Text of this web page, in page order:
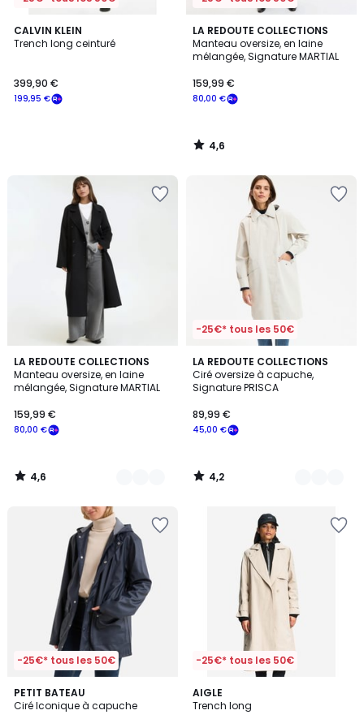
CALVIN KLEIN
Trench long ceinturé
€
souscrivez
199,95 €
399,90 €
LA REDOUTE COLLECTIONS
Manteau oversize, en laine
mélangée, Signature MARTIAL
80,00 €
159,99 €
4,6
/ 5
4,6
/
LA REDOUTE COLLECTIONS
Manteau oversize, en laine
mélangée, Signature MARTIAL
80,00 €
159,99 €
4,6
/ 5
3
Couleurs
4,6
/
-25€* tous les 50€
LA REDOUTE COLLECTIONS
Ciré oversize à capuche,
Signature PRISCA
45,00 €
89,99 €
4,2
/ 5
3
Couleurs
4,2
/
-25€* tous les 50€
PETIT BATEAU
Ciré Iconique à capuche
4,4
/ 5
3
Couleurs
-25€* tous les 50€
AIGLE
Trench long